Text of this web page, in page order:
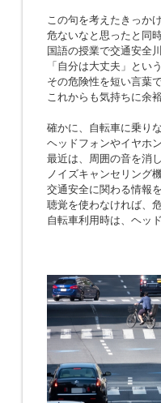
この句を考えたきっか
危ないなと思ったと同
国語の授業で交通安全
「自分は大丈夫」とい
その危険性を短い言葉
これからも気持ちに余
確かに、自転車に乗り
ヘッドフォンやイヤホ
最近は、周囲の音を消
ノイズキャンセリング
交通安全に関わる情報
聴覚を使わなければ、
自転車利用時は、ヘッ